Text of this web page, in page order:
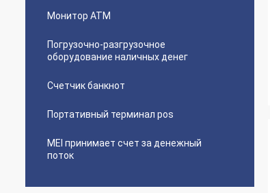
Монитор ATM
Погрузочно-разгрузочное
оборудование наличных денег
Счетчик банкнот
Портативный терминал pos
MEI принимает счет за денежный
поток